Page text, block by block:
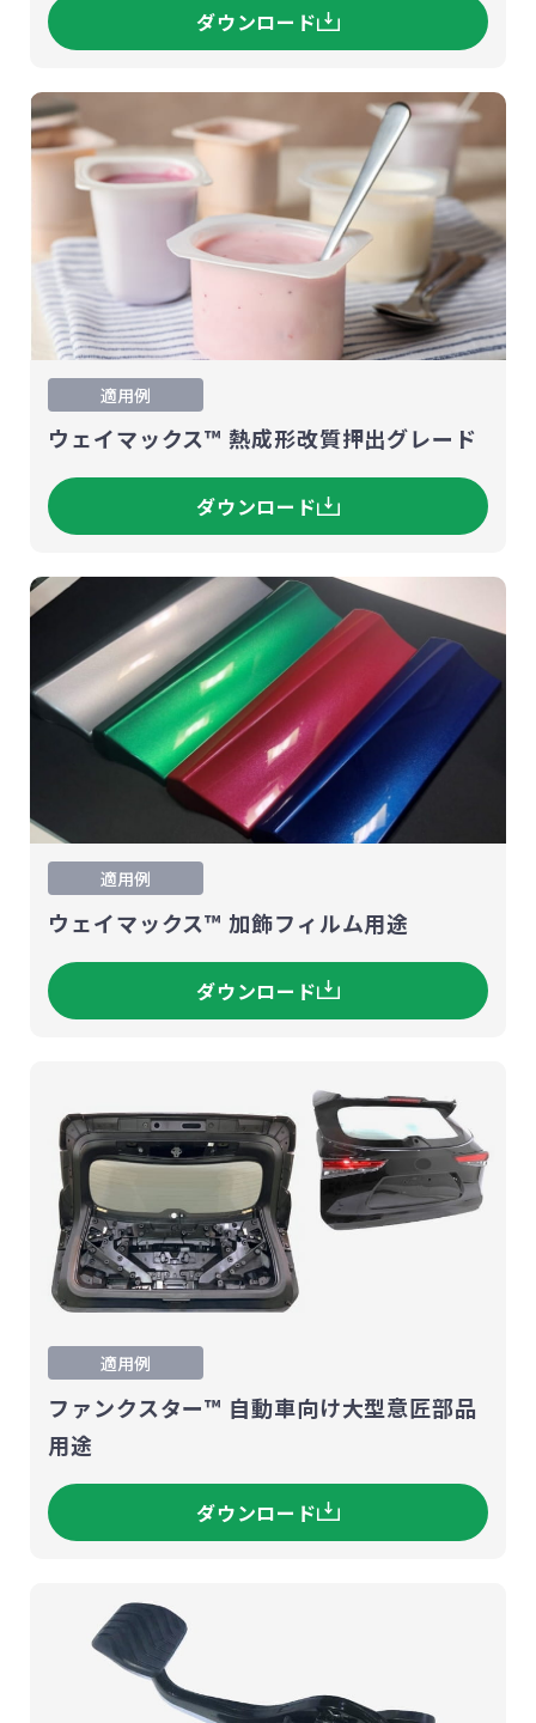
ダウンロード
適用例
ウェイマックス™ 熱成形改質押出グレード
ダウンロード
適用例
ウェイマックス™ 加飾フィルム用途
ダウンロード
適用例
ファンクスター™ 自動車向け大型意匠部品
用途
ダウンロード